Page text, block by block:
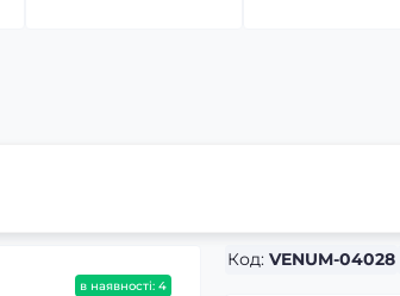
в наявності: 4
Код: VENUM-04028